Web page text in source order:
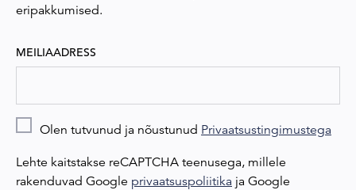
eripakkumised.
MEILIAADRESS
Olen tutvunud ja nõustunud Privaatsustingimustega
Lehte kaitstakse reCAPTCHA teenusega, millele
rakenduvad Google privaatsuspoliitika ja Google